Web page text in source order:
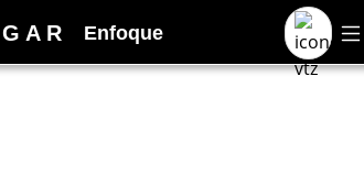
G A R Enfoque